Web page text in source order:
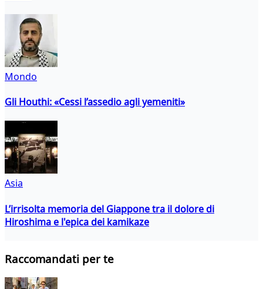
Mondo
Gli Houthi: «Cessi l’assedio agli yemeniti»
Asia
L’irrisolta memoria del Giappone tra il dolore di
Hiroshima e l'epica dei kamikaze
Raccomandati per te